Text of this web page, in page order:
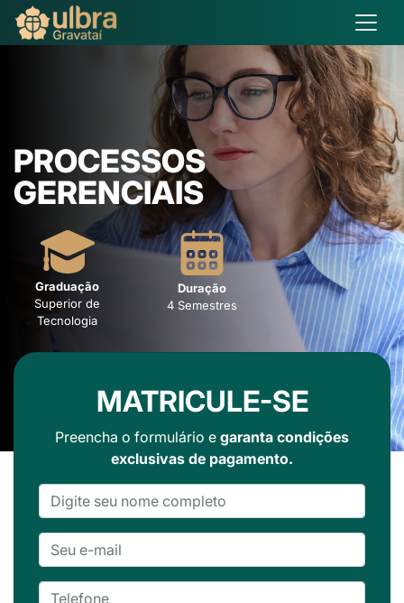
PROCESSOS
GERENCIAIS
Graduação
Superior de
Tecnologia
Duração
4 Semestres
MATRICULE-SE
Preencha o formulário e garanta condições
exclusivas de pagamento.